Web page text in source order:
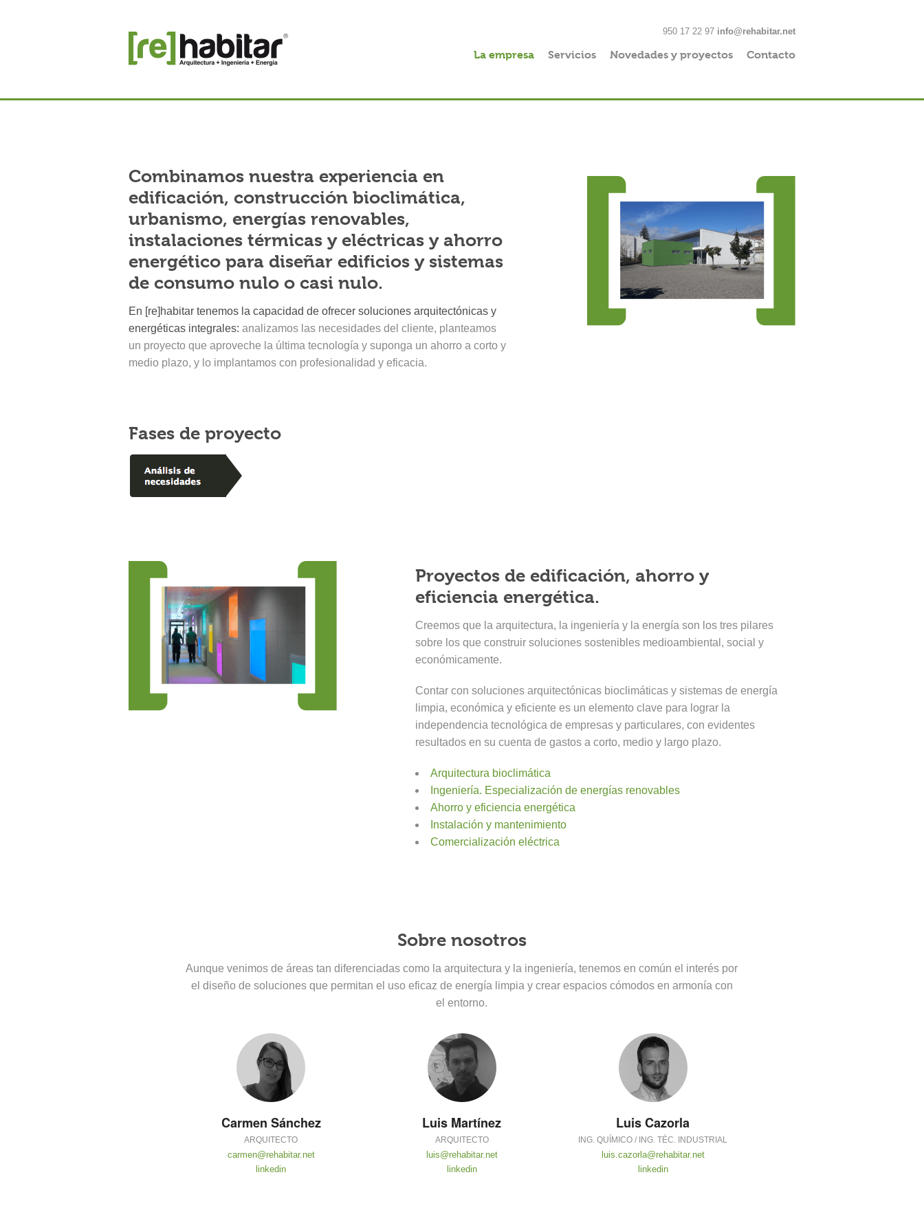
950 17 22 97 info@rehabitar.net
La empresa Servicios Novedades y proyectos Contacto
Combinamos nuestra experiencia en
edificación, construcción bioclimática,
urbanismo, energías renovables,
instalaciones térmicas y eléctricas y ahorro
energético para diseñar edificios y sistemas
de consumo nulo o casi nulo.
En [re]habitar tenemos la capacidad de ofrecer soluciones arquitectónicas y
energéticas integrales: analizamos las necesidades del cliente, planteamos
un proyecto que aproveche la última tecnología y suponga un ahorro a corto y
medio plazo, y lo implantamos con profesionalidad y eficacia.
Fases de proyecto
Proyectos de edificación, ahorro y
eficiencia energética.
Creemos que la arquitectura, la ingeniería y la energía son los tres pilares
sobre los que construir soluciones sostenibles medioambiental, social y
económicamente.
Contar con soluciones arquitectónicas bioclimáticas y sistemas de energía
limpia, económica y eficiente es un elemento clave para lograr la
independencia tecnológica de empresas y particulares, con evidentes
resultados en su cuenta de gastos a corto, medio y largo plazo.
Arquitectura bioclimática
Ingeniería. Especialización de energías renovables
Ahorro y eficiencia energética
Instalación y mantenimiento
Comercialización eléctrica
Sobre nosotros
Aunque venimos de áreas tan diferenciadas como la arquitectura y la ingeniería, tenemos en común el interés por
el diseño de soluciones que permitan el uso eficaz de energía limpia y crear espacios cómodos en armonía con
el entorno.
Carmen Sánchez
ARQUITECTO
carmen@rehabitar.net
linkedin
Luis Martínez
ARQUITECTO
luis@rehabitar.net
linkedin
Luis Cazorla
ING. QUÍMICO / ING. TÉC. INDUSTRIAL
luis.cazorla@rehabitar.net
linkedin